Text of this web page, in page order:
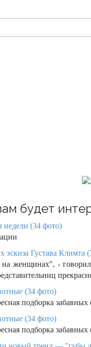
будет
недели (34 фото)
эскиза Густава Климта
женщинах", -
(34 фото)
подборка
(34 фото)
подборка